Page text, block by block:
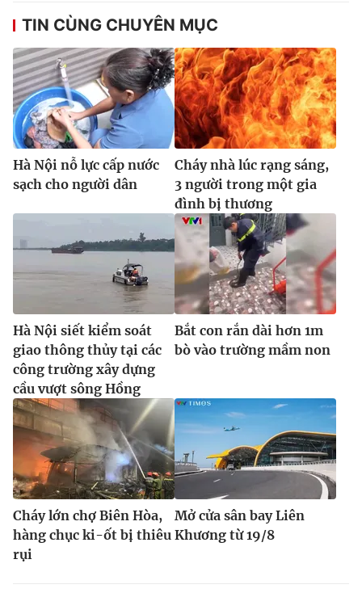
TIN CÙNG CHUYÊN MỤC
Hà Nội nỗ lực cấp nước
sạch cho người dân
Cháy nhà lúc rạng sáng,
3 người trong một gia
đình bị thương
Hà Nội siết kiểm soát
giao thông thủy tại các
công trường xây dựng
cầu vượt sông Hồng
Bắt con rắn dài hơn 1m
bò vào trường mầm non
Cháy lớn chợ Biên Hòa,
hàng chục ki-ốt bị thiêu
rụi
Mở cửa sân bay Liên
Khương từ 19/8